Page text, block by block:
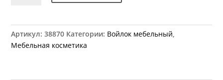
35x55
Артикул:38870 Категории: Войлок мебельный
Мебельная косметика